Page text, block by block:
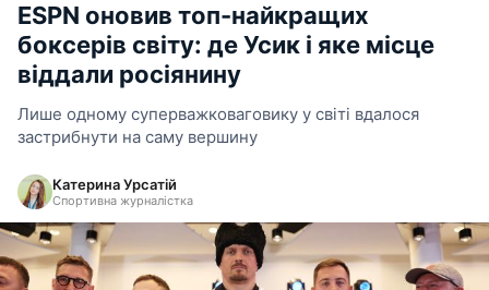
ESPN оновив топ-найкращих
боксерів світу: де Усик і яке місце
віддали росіянину
Лише одному суперважковаговику у світі вдалося
застрибнути на саму вершину
Катерина Урсатій
Спортивна журналістка